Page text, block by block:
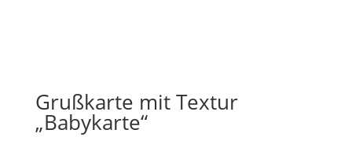
Grußkarte mit Textur
„Babykarte“